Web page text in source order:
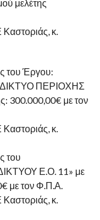
μελέτης
Καστοριάς, κ.
του Έργου:
ΠΕΡΙΟΧΗΣ
300.000,00€ με τον
Καστοριάς, κ.
του
Ε.Ο. 11» με
με τον Φ.Π.Α.
Καστοριάς, κ.